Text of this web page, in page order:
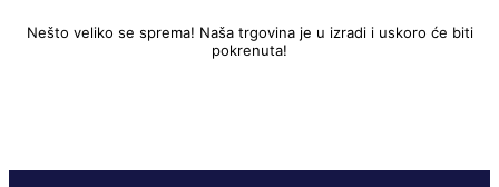
Nešto veliko se sprema! Naša trgovina je u izradi i uskoro će biti
pokrenuta!